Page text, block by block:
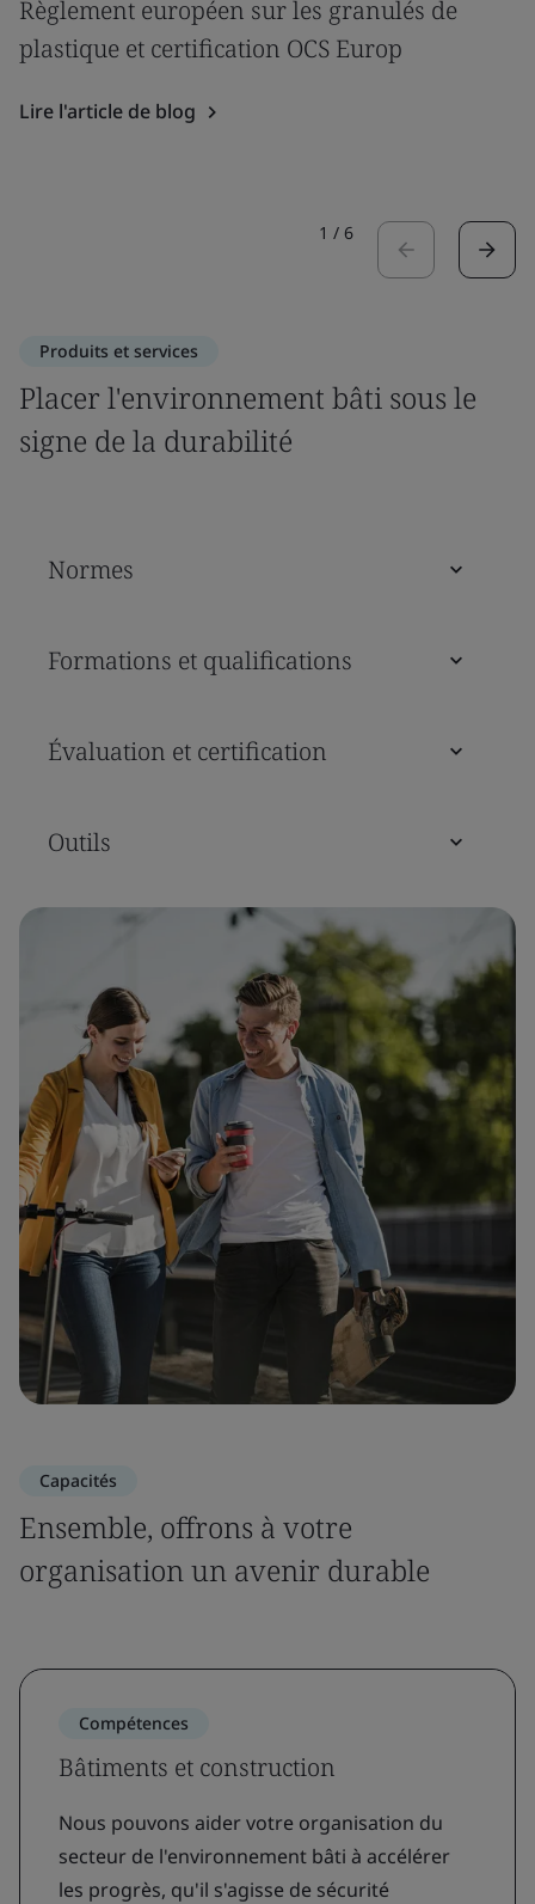
Règlement européen sur les granulés de
plastique et certification OCS Europ
Lire l'article de blog
1 / 6
Produits et services
Placer l'environnement bâti sous le
signe de la durabilité
Normes
Formations et qualifications
Évaluation et certification
Outils
Capacités
Ensemble, offrons à votre
organisation un avenir durable
Compétences
Bâtiments et construction
Nous pouvons aider votre organisation du
secteur de l'environnement bâti à accélérer
les progrès, qu'il s'agisse de sécurité